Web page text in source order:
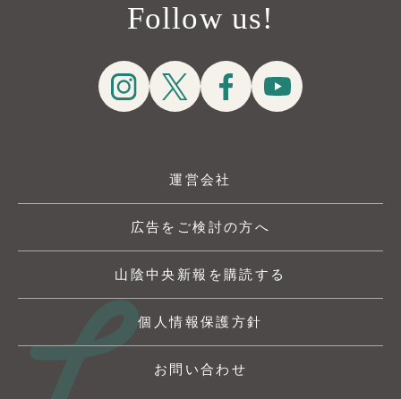
Follow us!
運営会社
広告をご検討の方へ
山陰中央新報を購読する
個人情報保護方針
お問い合わせ